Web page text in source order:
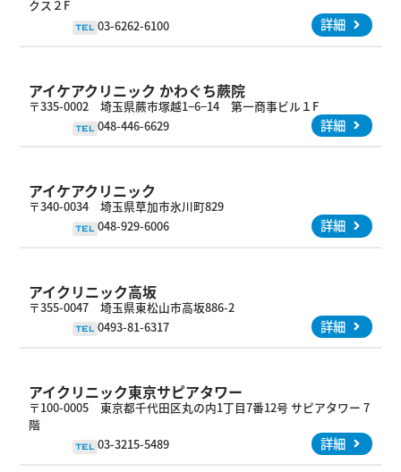
クス２F
TEL 03-6262-6100 詳細
アイケアクリニック かわぐち蕨院
〒335-0002 埼玉県蕨市塚越1−6−14 第一商事ビル１F
TEL 048-446-6629 詳細
アイケアクリニック
〒340-0034 埼玉県草加市氷川町829
TEL 048-929-6006 詳細
アイクリニック高坂
〒355-0047 埼玉県東松山市高坂886-2
TEL 0493-81-6317 詳細
アイクリニック東京サピアタワー
〒100-0005 東京都千代田区丸の内1丁目7番12号 サピアタワー 7
階
TEL 03-3215-5489 詳細